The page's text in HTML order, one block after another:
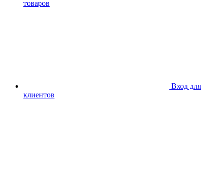
товаров
Вход для
клиентов